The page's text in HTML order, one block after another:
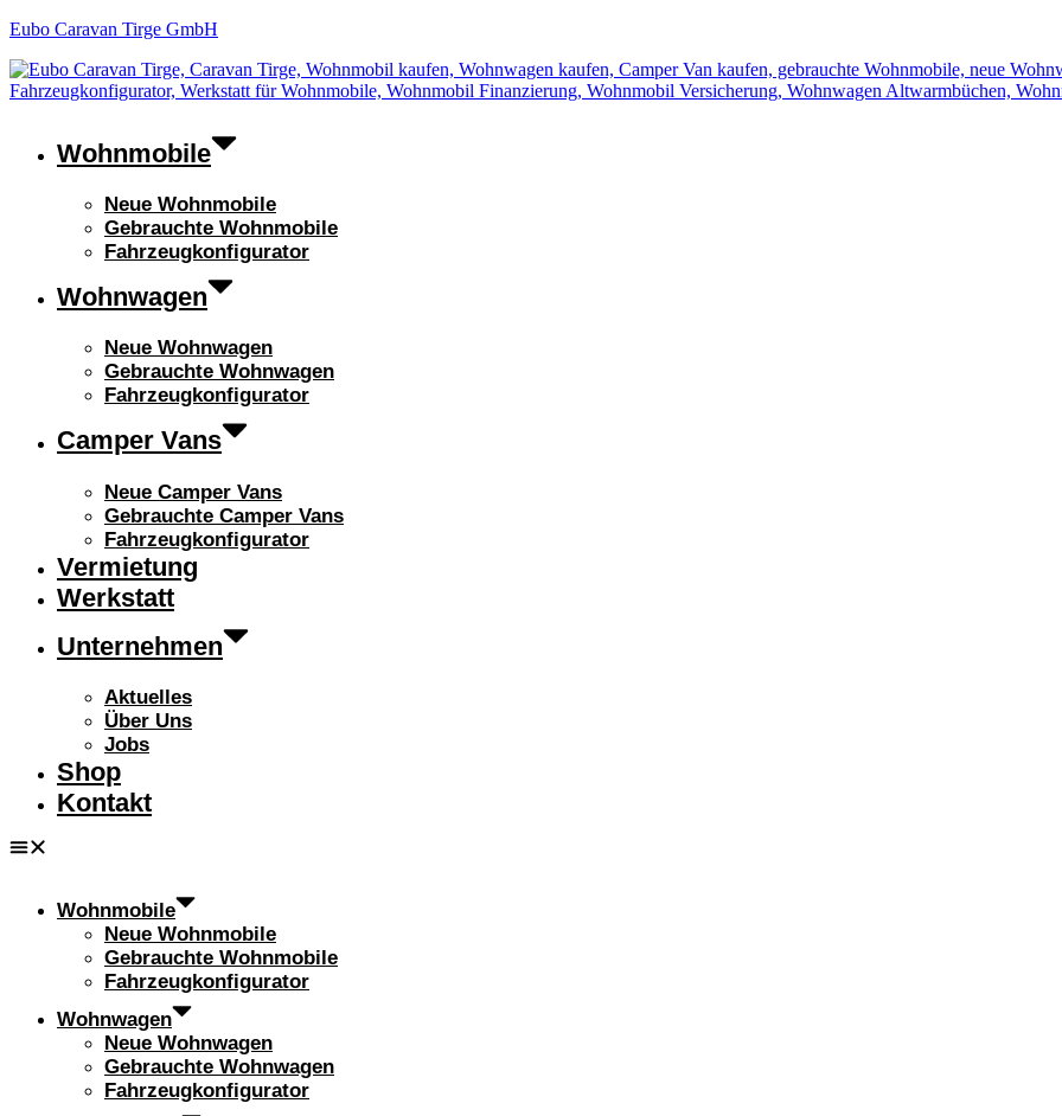
Eubo Caravan Tirge GmbH
Wohnmobile
Neue Wohnmobile
Gebrauchte Wohnmobile
Fahrzeugkonfigurator
Wohnwagen
Neue Wohnwagen
Gebrauchte Wohnwagen
Fahrzeugkonfigurator
Camper Vans
Neue Camper Vans
Gebrauchte Camper Vans
Fahrzeugkonfigurator
Vermietung
Werkstatt
Unternehmen
Aktuelles
Über Uns
Jobs
Shop
Kontakt
Wohnmobile
Neue Wohnmobile
Gebrauchte Wohnmobile
Fahrzeugkonfigurator
Wohnwagen
Neue Wohnwagen
Gebrauchte Wohnwagen
Fahrzeugkonfigurator